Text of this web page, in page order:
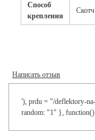
Способ
крепления
Написать отзыв
'), prdu = "/deflektory-
random: "1" },